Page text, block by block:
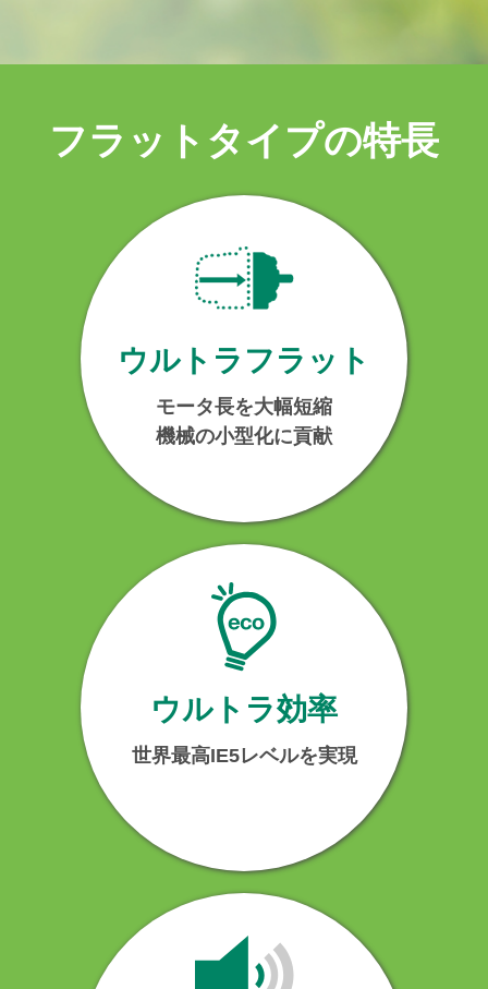
フラットタイプの特長
ウルトラフラット
モータ長を大幅短縮
機械の小型化に貢献
ウルトラ効率
世界最高IE5レベルを実現